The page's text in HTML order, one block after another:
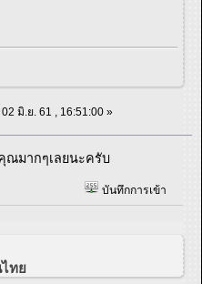
02 มิ.ย. 61 , 16:51:00 »
มากๆเลยนะครับ
บันทึกการเข้า
ทย